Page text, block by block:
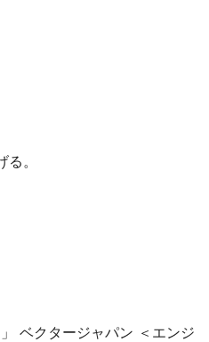
。
ベクタージャパン ＜エンジ